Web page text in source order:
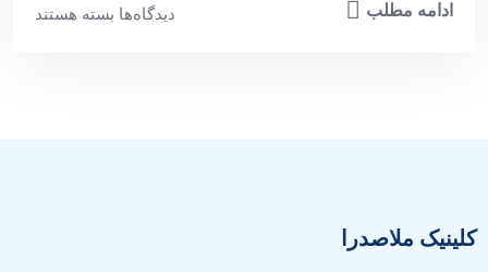
ادامه مطلب دیدگاه‌ها بسته هستند
کلینیک ملاصدرا